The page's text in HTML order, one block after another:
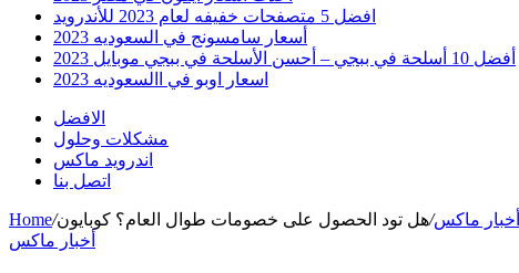
افضل 5 متصفحات خفيفه لعام 2023 للأندرويد
أسعار سامسونج في السعوديه 2023
أفضل 10 أسلحة في ببجي – أحسن الأسلحة في ببجي موبايل 2023
اسعار اوبو في االسعوديه 2023
الافضل
مشكلات وحلول
اندرويد ماكس
اتصل بنا
Home/ أخبار ماكس/
أخبار ماكس